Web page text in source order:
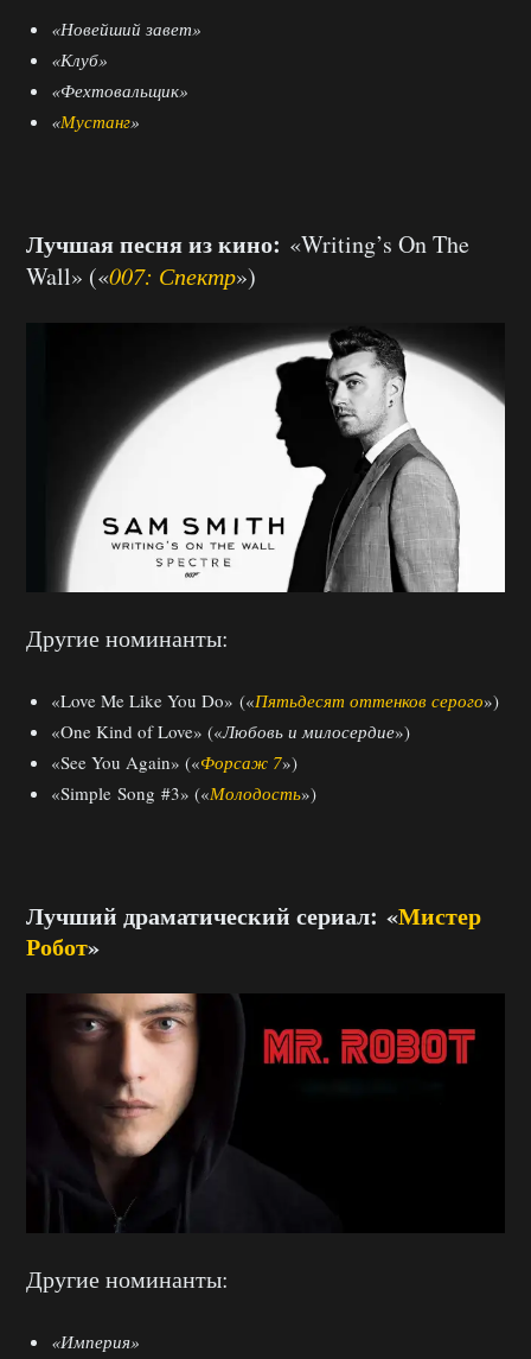
«Новейший завет»
«Клуб»
«Фехтовальщик»
«Мустанг»
Лучшая песня из кино: «Writing’s On The
Wall» («007: Спектр»)
Другие номинанты:
«Love Me Like You Do» («Пятьдесят оттенков серого»)
«One Kind of Love» («Любовь и милосердие»)
«See You Again» («Форсаж 7»)
«Simple Song #3» («Молодость»)
Лучший драматический сериал: «Мистер
Робот»
Другие номинанты:
«Империя»